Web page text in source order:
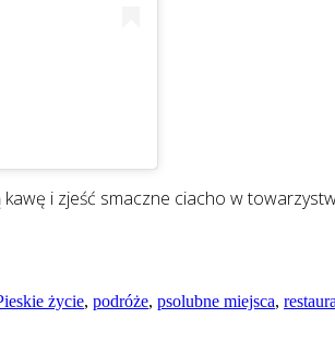
i zjeść smaczne ciacho w
życie, podróże, psolubne miejsca,